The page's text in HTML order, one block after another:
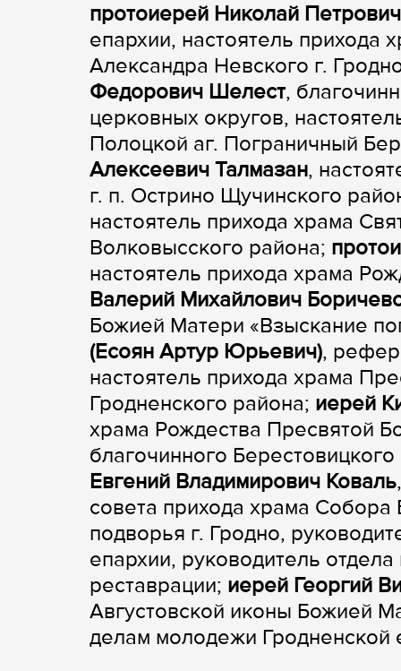
протоиерей Николай
епархии, настоятель прихода
Александра Невского г.
Федорович Шелест,
церковных округов,
Полоцкой аг. Пограничный
Алексеевич Талмазан,
г. п. Острино Щучинского
настоятель прихода храма
Волковысского района;
настоятель прихода храма
Валерий Михайлович
Божией Матери «Взыскание
(Есоян Артур Юрьевич),
настоятель прихода храма
Гродненского района; иерей
храма Рождества Пресвятой
благочинного
Евгений Владимирович Коваль
совета прихода храма
подворья г. Гродно,
епархии, руководитель
реставрации; иерей Георгий
Августовской иконы Божией
делам молодежи Гродненской